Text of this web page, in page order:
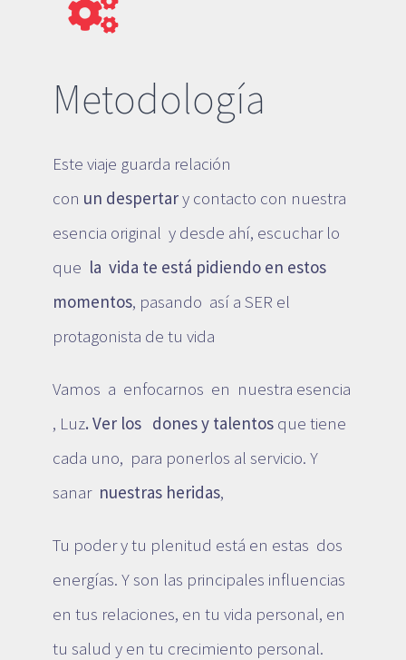
Metodología
Este viaje guarda relación
con un despertary contacto con nuestra
esencia original y desde ahí, escuchar lo
que la vida te está pidiendo en estos
momentos, pasando así a SER el
protagonista de tu vida
Vamos a enfocarnos en nuestra esencia
, Luz. Ver los dones y talentos que tiene
cada uno, para ponerlos al servicio. Y
sanar nuestras heridas,
Tu poder y tu plenitud está en estas dos
energías. Y son las principales influencias
en tus relaciones, en tu vida personal, en
tu salud y en tu crecimiento personal.